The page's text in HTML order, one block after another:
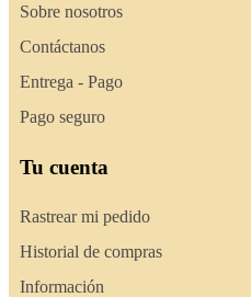
Sobre nosotros
Contáctanos
Entrega - Pago
Pago seguro
Tu cuenta
Rastrear mi pedido
Historial de compras
Información